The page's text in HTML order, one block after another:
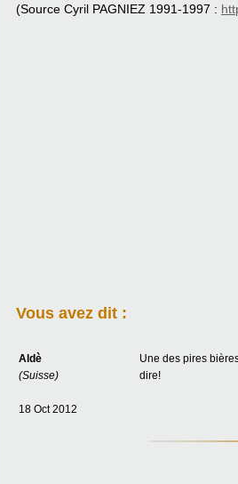
(Source Cyril PAGNIEZ 1991-1997 :
Vous avez dit :
Aldè
(Suisse)
18 Oct 2012
Une des pires
dire!